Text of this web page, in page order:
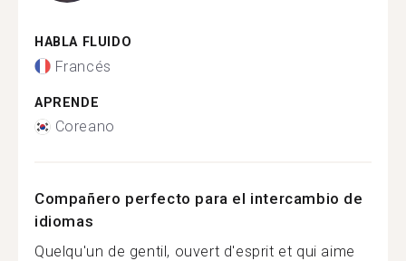
HABLA FLUIDO
Francés
APRENDE
Coreano
Compañero perfecto para el intercambio de
idiomas
Quelqu'un de gentil, ouvert d'esprit et qui aime